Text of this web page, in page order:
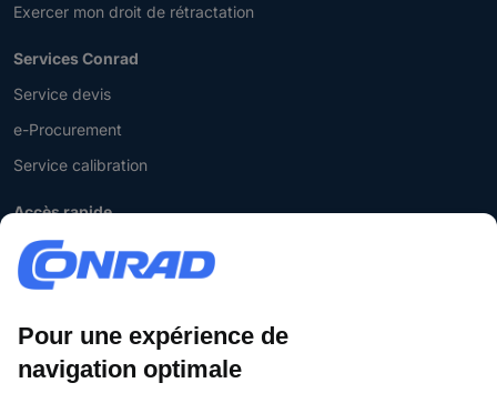
Exercer mon droit de rétractation
Services Conrad
Service devis
e-Procurement
Service calibration
Accès rapide
Marques de A à Z
Catégories de A-Z
Recrutement